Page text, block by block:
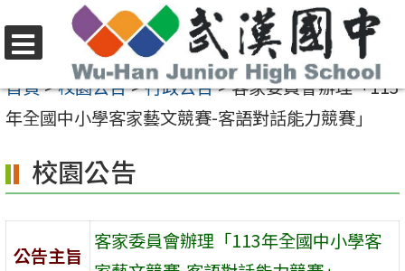
至
要
容
區
選
單
首頁>校園公告>行政公告>客家委員會辦理「113
年全國中小學客家藝文競賽-客語對話能力競賽」
校園公告
公告主旨
客家委員會辦理「113年全國中小學客